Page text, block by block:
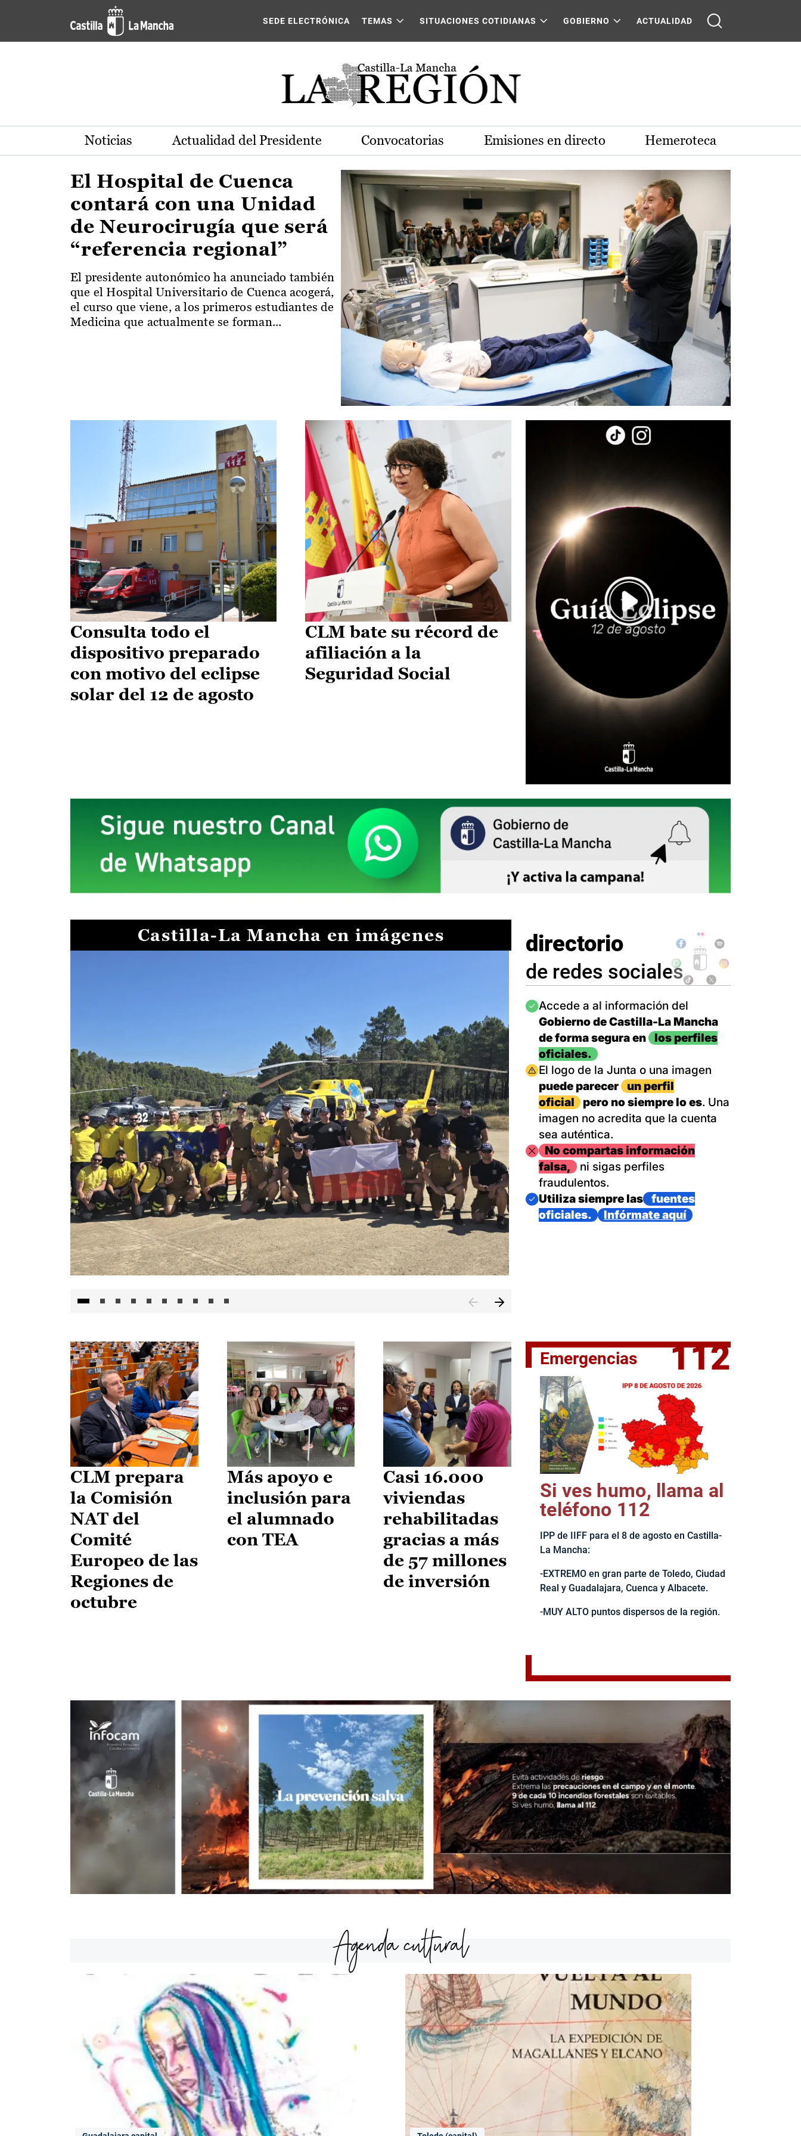
Pasar al contenido principal
Actualidad de la región de Castilla-La Mancha
SEDE ELECTRÓNICA TEMAS SITUACIONES COTIDIANAS GOBIERNO ACTUALIDAD
Noticias Actualidad del Presidente Convocatorias Emisiones en directo Hemeroteca
El Hospital de Cuenca
contará con una Unidad
de Neurocirugía que será
“referencia regional”
El presidente autonómico ha anunciado también
que el Hospital Universitario de Cuenca acogerá,
el curso que viene, a los primeros estudiantes de
Medicina que actualmente se forman...
Consulta todo el
dispositivo preparado
con motivo del eclipse
solar del 12 de agosto
CLM bate su récord de
afiliación a la
Seguridad Social
Castilla-La Mancha en imágenes
II Vuelta Ciclista CLM LEADER
directorio
de redes sociales
Imagen
Accede a al información del
Gobierno de Castilla-La Mancha
de forma segura en
los perfiles
oficiales.
Imagen
El logo de la Junta o una imagen
puede parecer
un perfil
oficial
pero no siempre lo es. Una
imagen no acredita que la cuenta
sea auténtica.
ImagenNo compartas información
falsa,
ni sigas perfiles
fraudulentos.
Imagen
Utiliza siempre las
fuentes
oficiales.
Infórmate aquí
CLM prepara
la Comisión
NAT del
Comité
Europeo de las
Regiones de
octubre
Más apoyo e
inclusión para
el alumnado
con TEA
Casi 16.000
viviendas
rehabilitadas
gracias a más
de 57 millones
de inversión
Emergencias 112
Si ves humo, llama al
teléfono 112
IPP de IIFF para el 8 de agosto en Castilla-
La Mancha:
-EXTREMO en gran parte de Toledo, Ciudad
Real y Guadalajara, Cuenca y Albacete.
-MUY ALTO puntos dispersos de la región.
Agenda cultural